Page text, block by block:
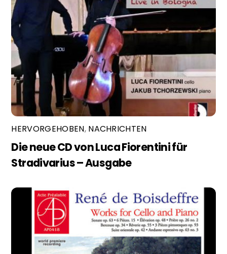
HERVORGEHOBEN, NACHRICHTEN
Die neue CD von Luca Fiorentini für
Stradivarius – Ausgabe